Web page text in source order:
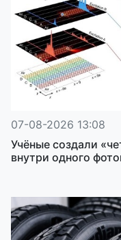
07-08-2026 13:08
Учёные создали
внутри одного